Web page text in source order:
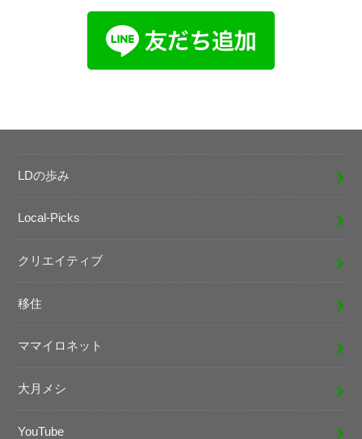
LDの歩み
Local-Picks
クリエイティブ
移住
ママイロネット
大月メシ
YouTube